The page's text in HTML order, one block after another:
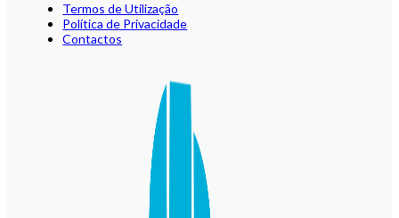
Termos de Utilização
Política de Privacidade
Contactos